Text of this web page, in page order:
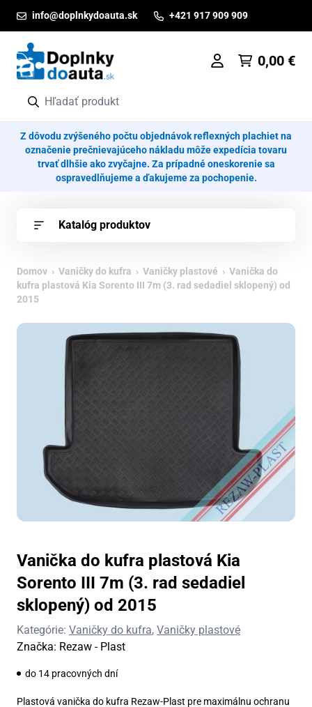
info@doplnkydoauta.sk +421 917 909 909
0,00 €
Z dôvodu zvýšeného počtu objednávok reflexných plachiet na
označenie prečnievajúceho nákladu môže expedícia tovaru
trvať dlhšie ako zvyčajne. Za prípadné oneskorenie sa
ospravedlňujeme a ďakujeme za pochopenie.
Katalóg produktov
Domov › Vaničky do kufra › Vaničky plastové › Vanička do
kufra plastová Kia Sorento III 7m (3. rad sedadiel sklopený) od
2015
Vanička do kufra plastová Kia
Sorento III 7m (3. rad sedadiel
sklopený) od 2015
Kategórie: Vaničky do kufra, Vaničky plastové
Značka: Rezaw - Plast
do 14 pracovných dní
Plastová vanička do kufra Rezaw-Plast pre maximálnu ochranu